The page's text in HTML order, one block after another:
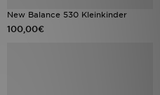
New Balance 530 Kleinkinder
100,00€